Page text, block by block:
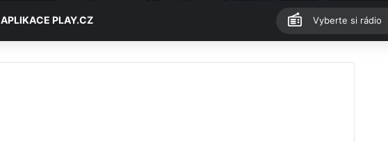
APLIKACE PLAY.CZ Vyberte si rádio